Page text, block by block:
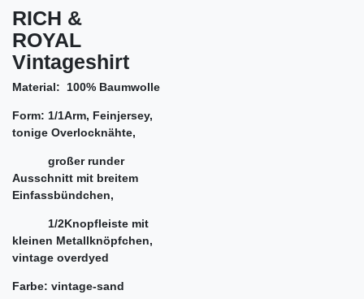
RICH &
ROYAL
Vintageshirt
Material: 100% Baumwolle
Form: 1/1Arm, Feinjersey,
tonige Overlocknähte,
großer runder
Ausschnitt mit breitem
Einfassbündchen,
1/2Knopfleiste mit
kleinen Metallknöpfchen,
vintage overdyed
Farbe: vintage-sand